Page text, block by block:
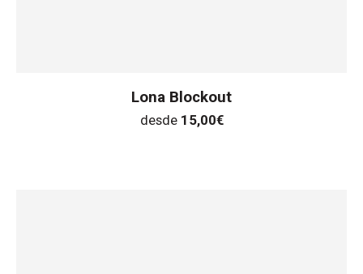
Lona Blockout
desde 15,00€